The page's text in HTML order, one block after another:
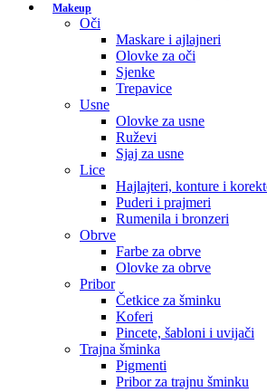
Makeup
Oči
Maskare i ajlajneri
Olovke za oči
Sjenke
Trepavice
Usne
Olovke za usne
Ruževi
Sjaj za usne
Lice
Hajlajteri, konture i
Puderi i prajmeri
Rumenila i bronzeri
Obrve
Farbe za obrve
Olovke za obrve
Pribor
Četkice za šminku
Koferi
Pincete, šabloni i uvijači
Trajna šminka
Pigmenti
Pribor za trajnu šminku